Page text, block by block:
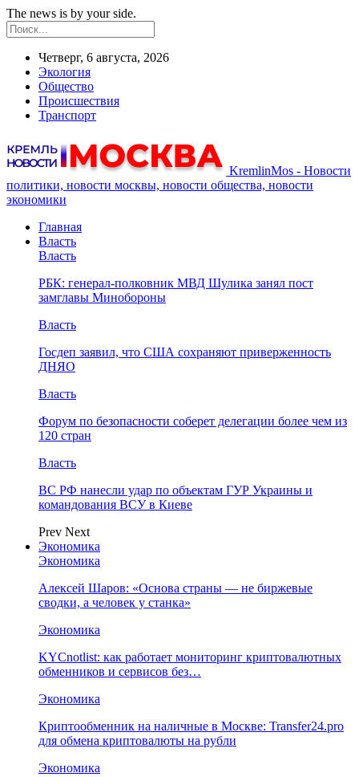
The news is by your side.
Четверг, 6 августа, 2026
Экология
Общество
Происшествия
Транспорт
KremlinMos - Новости
политики, новости москвы, новости общества, новости
экономики
Главная
Власть
Власть
РБК: генерал-полковник МВД Шулика занял пост
замглавы Минобороны
Власть
Госдеп заявил, что США сохраняют приверженность
ДНЯО
Власть
Форум по безопасности соберет делегации более чем из
120 стран
Власть
ВС РФ нанесли удар по объектам ГУР Украины и
командования ВСУ в Киеве
Prev Next
Экономика
Экономика
Алексей Шаров: «Основа страны — не биржевые
сводки, а человек у станка»
Экономика
KYCnotlist: как работает мониторинг криптовалютных
обменников и сервисов без…
Экономика
Криптообменник на наличные в Москве: Transfer24.pro
для обмена криптовалюты на рубли
Экономика